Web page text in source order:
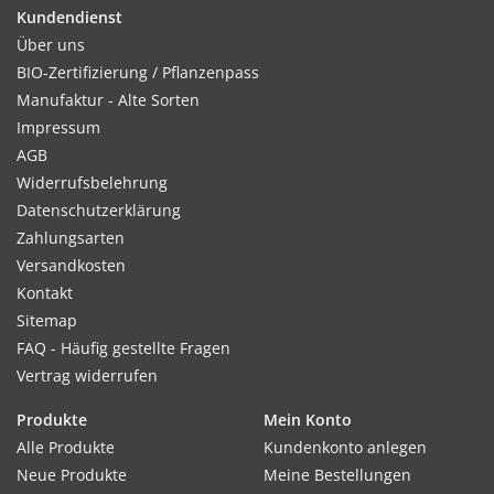
Kultur:
Reihenabstand 50-60cm, in der Reihe 8–10cm. Bei Horstsaat
Reihenabstand 50cm und alle 40cm 3 Korn auslegen.
Standort:
Sonnige, warme und windgeschützte Lage. Humoser,
lockerer, sandig–lehmiger Boden ist günstig. Schwere Böden
vor Aussaat unbedingt auflockern.
Ernte / Blüte:
Erste Ernte ca. 10 Wochen nach der Aussaat. Späte Aussaaten
bis zum Frost. Bohnen nie bei Nässe anfassen oder ernten.
Kundendienst
Über uns
BIO-Zertifizierung / Pflanzenpass
Manufaktur - Alte Sorten
Impressum
AGB
Widerrufsbelehrung
Datenschutzerklärung
Zahlungsarten
Versandkosten
Kontakt
Sitemap
FAQ - Häufig gestellte Fragen
Vertrag widerrufen
Produkte
Alle Produkte
Neue Produkte
Mein Konto
Kundenkonto anlegen
Meine Bestellungen